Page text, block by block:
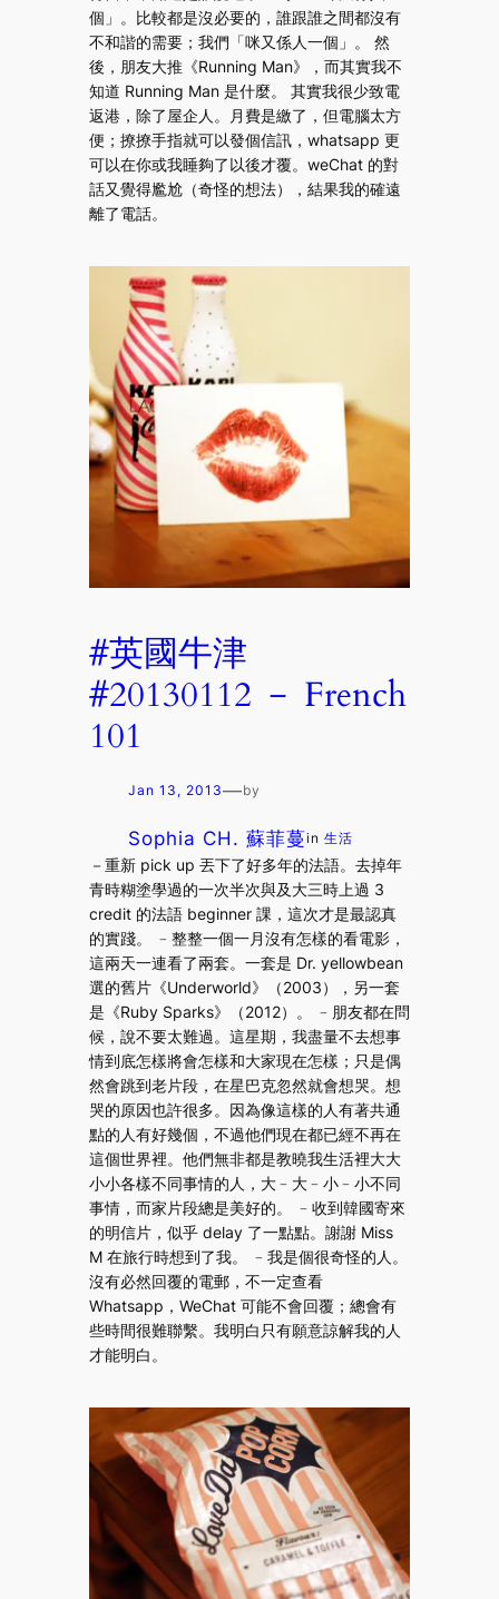
個」。比較都是沒必要的，誰跟誰之間都沒有
不和諧的需要；我們「咪又係人一個」。 然
後，朋友大推《Running Man》，而其實我不
知道 Running Man 是什麼。 其實我很少致電
返港，除了屋企人。月費是繳了，但電腦太方
便；撩撩手指就可以發個信訊，whatsapp 更
可以在你或我睡夠了以後才覆。weChat 的對
話又覺得尷尬（奇怪的想法），結果我的確遠
離了電話。
#英國牛津
#20130112 － French
101
Jan 13, 2013—by
Sophia CH. 蘇菲蔓in生活
－重新 pick up 丟下了好多年的法語。去掉年
青時糊塗學過的一次半次與及大三時上過 3
credit 的法語 beginner 課，這次才是最認真
的實踐。 ﹣整整一個一月沒有怎樣的看電影，
這兩天一連看了兩套。一套是 Dr. yellowbean
選的舊片《Underworld》（2003），另一套
是《Ruby Sparks》（2012）。 ﹣朋友都在問
候，說不要太難過。這星期，我盡量不去想事
情到底怎樣將會怎樣和大家現在怎樣；只是偶
然會跳到老片段，在星巴克忽然就會想哭。想
哭的原因也許很多。因為像這樣的人有著共通
點的人有好幾個，不過他們現在都已經不再在
這個世界裡。他們無非都是教曉我生活裡大大
小小各樣不同事情的人，大﹣大﹣小﹣小不同
事情，而家片段總是美好的。 ﹣收到韓國寄來
的明信片，似乎 delay 了一點點。謝謝 Miss
M 在旅行時想到了我。 ﹣我是個很奇怪的人。
沒有必然回覆的電郵，不一定查看
Whatsapp，WeChat 可能不會回覆；總會有
些時間很難聯繫。我明白只有願意諒解我的人
才能明白。